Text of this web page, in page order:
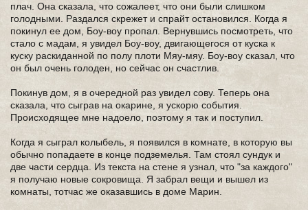
плач. Она сказала, что сожалеет, что они были слишком
голодными. Раздался скрежет и спрайт остановился. Когда я
покинул ее дом, Боу-воу пропал. Вернувшись посмотреть, что
стало с мадам, я увидел Боу-воу, двигающегося от куска к
куску раскиданной по полу плоти Мяу-мяу. Боу-воу сказал, что
он был очень голоден, но сейчас он счастлив.
Покинув дом, я в очередной раз увидел сову. Теперь она
сказала, что сыграв на окарине, я ускорю события.
Происходящее мне надоело, поэтому я так и поступил.
Когда я сыграл колыбель, я появился в комнате, в которую вы
обычно попадаете в конце подземелья. Там стоял сундук и
две части сердца. Из текста на стене я узнал, что "за каждого"
я получаю новые сокровища. Я забрал вещи и вышел из
комнаты, тотчас же оказавшись в доме Марин.